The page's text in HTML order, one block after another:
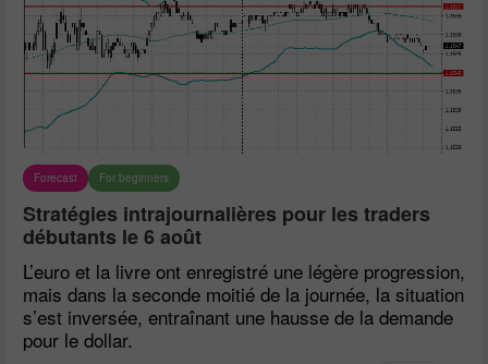
Forecast For beginners
Stratégies intrajournalières pour les traders
débutants le 6 août
L’euro et la livre ont enregistré une légère progression,
mais dans la seconde moitié de la journée, la situation
s’est inversée, entraînant une hausse de la demande
pour le dollar.